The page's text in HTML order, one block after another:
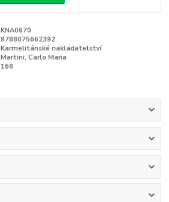
KNA0670
9788075662392
Karmelitánské nakladatelství
Martini, Carlo Maria
168